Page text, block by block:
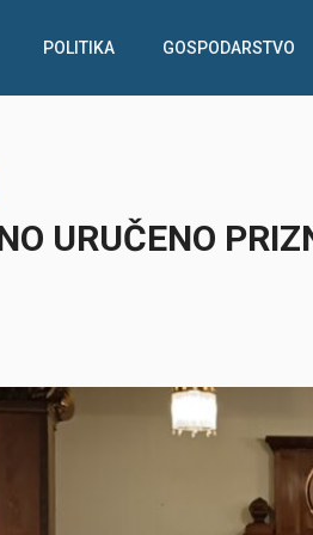
POLITIKA GOSPODARSTVO
URUČENO